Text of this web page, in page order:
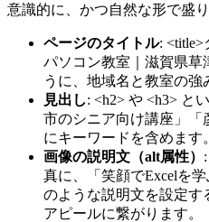
意識的に、かつ自然な形で盛
ページのタイトル:
パソコン教室｜滋賀県草
うに、地域名と教室の強
見出し: <h2> や <h3> と
市のシニア向け講座」「
にキーワードを含めます。
画像の説明文（alt属性）
真に、「笑顔でExcelを
のような説明文を設定す
アピールに繋がります。